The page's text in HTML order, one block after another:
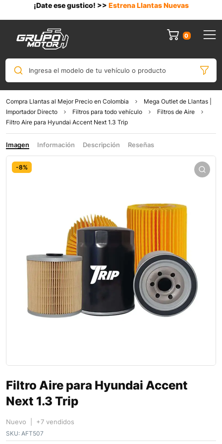
¡Date ese gustico! >> Estrena Llantas Nuevas
0
Ingresa el modelo de tu vehículo o producto
Compra Llantas al Mejor Precio en Colombia
Mega Outlet de Llantas |
Importador Directo
Filtros para todo vehículo
Filtros de Aire
Filtro Aire para Hyundai Accent Next 1.3 Trip
Imagen Información Descripción Reseñas
-8%
Filtro Aire para Hyundai Accent
Next 1.3 Trip
Nuevo | +7 vendidos
SKU: AFT507